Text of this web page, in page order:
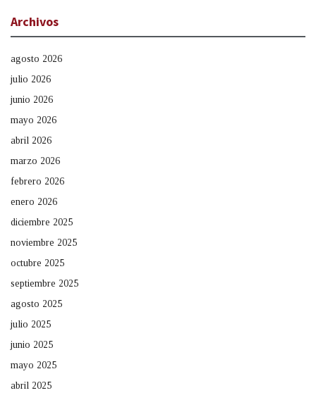
Archivos
agosto 2026
julio 2026
junio 2026
mayo 2026
abril 2026
marzo 2026
febrero 2026
enero 2026
diciembre 2025
noviembre 2025
octubre 2025
septiembre 2025
agosto 2025
julio 2025
junio 2025
mayo 2025
abril 2025